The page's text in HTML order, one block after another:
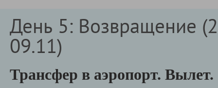
День 5: Возвращение
09.11)
Трансфер в аэропорт. Вылет.